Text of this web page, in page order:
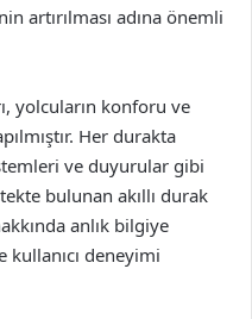
artırılması adına önemli
yolcuların konforu ve
Her durakta
ve duyurular gibi
bulunan akıllı durak
anlık bilgiye
deneyimi